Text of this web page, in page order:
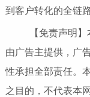
到客户转化的全链
【免责声明】本
由广告主提供，广
性承担全部责任。
之目的，不代表本